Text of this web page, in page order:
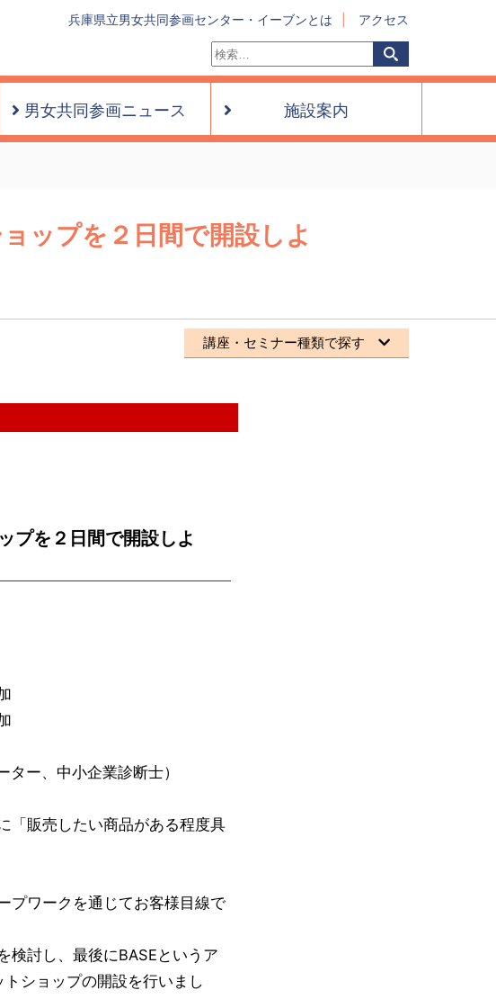
兵庫県立男女共同参画センター・イーブンとは アクセス
索:
検
索
男女共同参画ニュース 施設案内
ップを２日間で開設しよ
講座・セミナー種類で探す
プを２日間で開設しよ
、中小企業診断士）
「販売したい商品がある程度具
プワークを通じてお客様目線で
検討し、最後にBASEというア
ショップの開設を行いまし